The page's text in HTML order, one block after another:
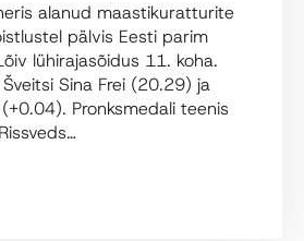
alanud maastikuratturite
pälvis Eesti parim
lühirajasõidus 11. koha.
Sina Frei (20.29) ja
Pronksmedali teenis